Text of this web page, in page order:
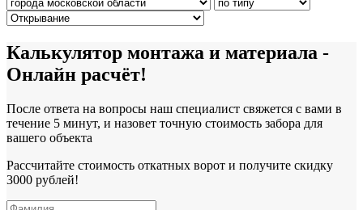
Калькулятор монтажа и материала -
Онлайн расчёт!
После ответа на вопросы наш специалист свяжется с вами в
течение 5 минут, и назовет точную стоимость забора для
вашего объекта
Рассчитайте стоимость откатных ворот и получите скидку
3000 рублей!